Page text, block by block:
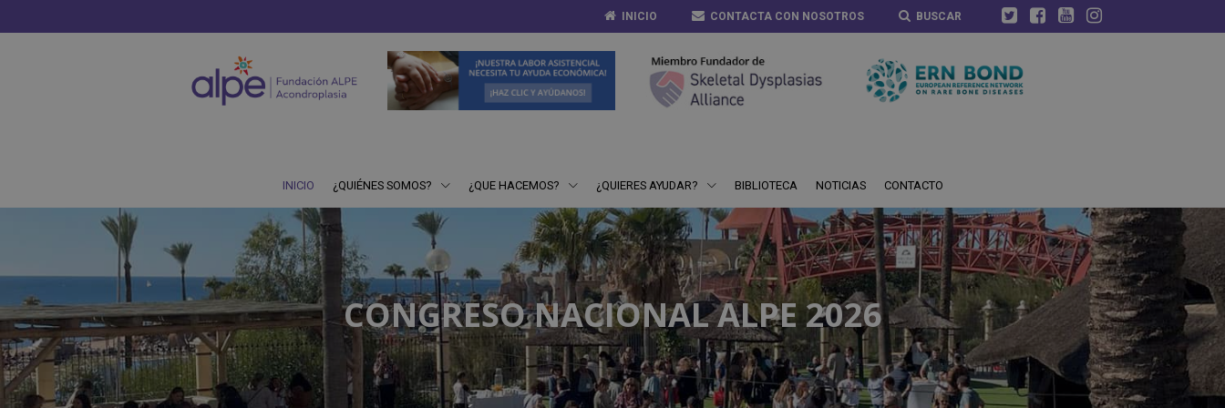
INICIO CONTACTA CON NOSOTROS BUSCAR
INICIO ¿QUIÉNES SOMOS? ¿QUE HACEMOS? ¿QUIERES AYUDAR? BIBLIOTECA NOTICIAS CONTACTO
CONGRESO NACIONAL ALPE 2026